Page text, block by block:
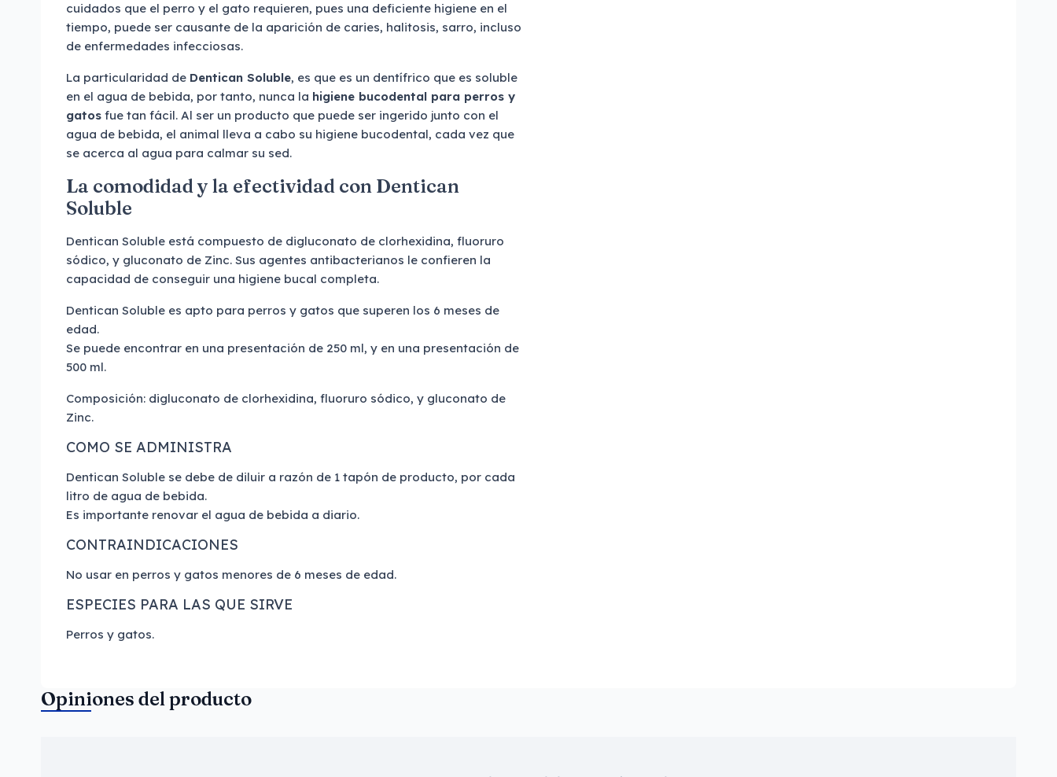
cuidados que el perro y el gato requieren, pues una deficiente higiene en el
tiempo, puede ser causante de la aparición de caries, halitosis, sarro, incluso
de enfermedades infecciosas.
La particularidad de Dentican Soluble, es que es un dentífrico que es soluble
en el agua de bebida, por tanto, nunca la higiene bucodental para perros y
gatos fue tan fácil. Al ser un producto que puede ser ingerido junto con el
agua de bebida, el animal lleva a cabo su higiene bucodental, cada vez que
se acerca al agua para calmar su sed.
La comodidad y la efectividad con Dentican
Soluble
Dentican Soluble está compuesto de digluconato de clorhexidina, fluoruro
sódico, y gluconato de Zinc. Sus agentes antibacterianos le confieren la
capacidad de conseguir una higiene bucal completa.
Dentican Soluble es apto para perros y gatos que superen los 6 meses de
edad.
Se puede encontrar en una presentación de 250 ml, y en una presentación de
500 ml.
Composición: digluconato de clorhexidina, fluoruro sódico, y gluconato de
Zinc.
COMO SE ADMINISTRA
Dentican Soluble se debe de diluir a razón de 1 tapón de producto, por cada
litro de agua de bebida.
Es importante renovar el agua de bebida a diario.
CONTRAINDICACIONES
No usar en perros y gatos menores de 6 meses de edad.
ESPECIES PARA LAS QUE SIRVE
Perros y gatos.
Opiniones del producto